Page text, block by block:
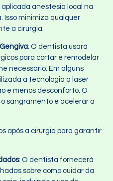
anestesia local na
Isso minimiza qualquer
a cirurgia.
: O dentista usará
para cortar e remodelar
necessário. Em alguns
a tecnologia a laser
e menos desconforto. O
o sangramento e acelerar a
após a cirurgia para garantir
: O dentista fornecerá
sobre como cuidar da